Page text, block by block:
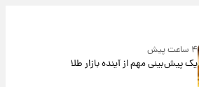
۴ ساعت پیش
یک پیش‌بینی مهم از آینده بازار طلا